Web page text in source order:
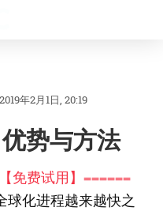
年2月1日, 20:19
势与方法
免费试用】======
球化进程越来越快之